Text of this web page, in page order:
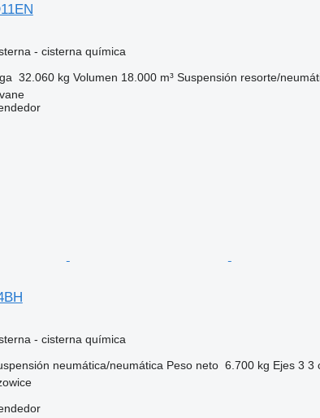
- cisterna química
32.060 kg Volumen 18.000 m³ Suspensión resorte/
- cisterna química
neumática/neumática Peso neto 6.700 kg Ejes 3 3